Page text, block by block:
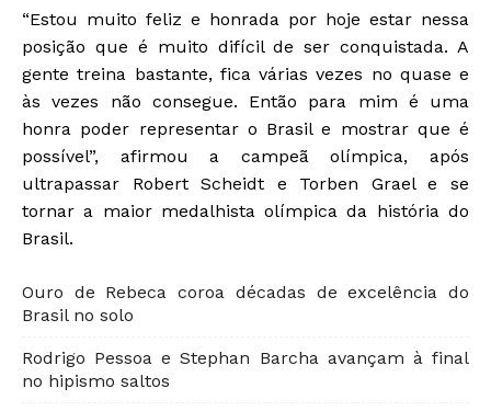
“Estou muito feliz e honrada por hoje estar nessa
posição que é muito difícil de ser conquistada. A
gente treina bastante, fica várias vezes no quase e
às vezes não consegue. Então para mim é uma
honra poder representar o Brasil e mostrar que é
possível”, afirmou a campeã olímpica, após
ultrapassar Robert Scheidt e Torben Grael e se
tornar a maior medalhista olímpica da história do
Brasil.
Ouro de Rebeca coroa décadas de excelência do
Brasil no solo
Rodrigo Pessoa e Stephan Barcha avançam à final
no hipismo saltos